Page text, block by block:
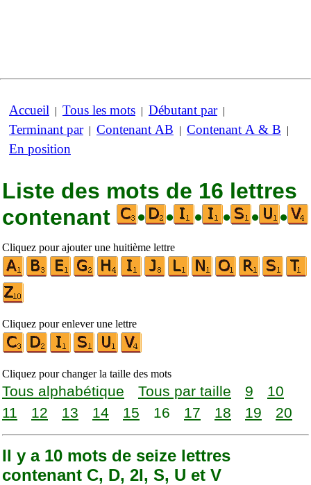
Accueil | Tous les mots | Débutant par|
Terminant par| Contenant AB | Contenant A & B |
En position
Liste des mots de 16 lettres
contenant
• • • • • •
Cliquez pour ajouter une huitième lettre
Cliquez pour enlever une lettre
Cliquez pour changer la taille des mots
Tous alphabétique Tous par taille 9
10
11
12 13 14 15 16 17 18 19 20
Il y a 10 mots de seize lettres
contenant C, D, 2I, S, U et V